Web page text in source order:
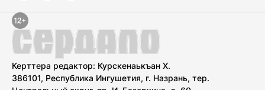
Керттера редактор: Курскенаькъан Х.
386101, Республика Ингушетия, г. Назрань, тер.